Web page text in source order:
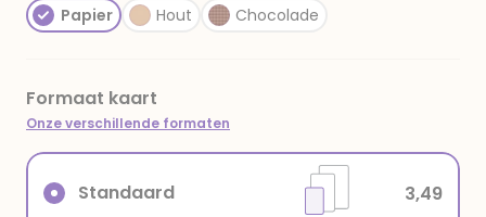
Papier Hout Chocolade
Formaat kaart
Onze verschillende formaten
Standaard 3,49